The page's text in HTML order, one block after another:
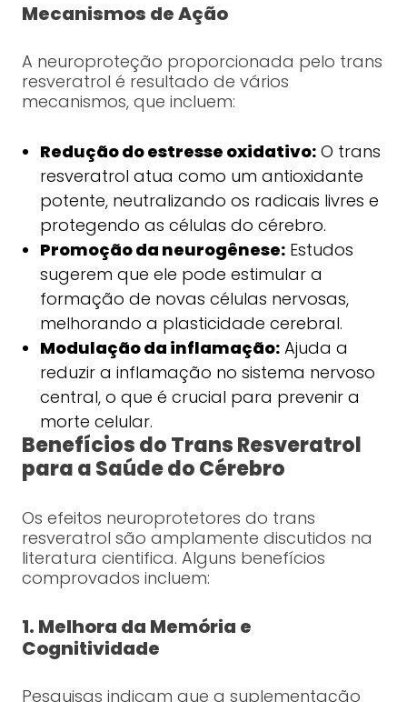
Mecanismos de Ação
A neuroproteção proporcionada pelo trans
resveratrol é resultado de vários
mecanismos, que incluem:
Redução do estresse oxidativo:O trans
resveratrol atua como um antioxidante
potente, neutralizando os radicais livres e
protegendo as células do cérebro.
Promoção da neurogênese:Estudos
sugerem que ele pode estimular a
formação de novas células nervosas,
melhorando a plasticidade cerebral.
Modulação da inflamação:Ajuda a
reduzir a inflamação no sistema nervoso
central, o que é crucial para prevenir a
morte celular.
Benefícios do Trans Resveratrol
para a Saúde do Cérebro
Os efeitos neuroprotetores do trans
resveratrol são amplamente discutidos na
literatura cientifica. Alguns benefícios
comprovados incluem:
1. Melhora da Memória e
Cognitividade
Pesquisas indicam que a suplementação